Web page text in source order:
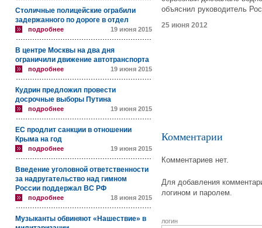
Столичные полицейские ограбили
задержанного по дороге в отдел
подробнее 19 июня 2015
В центре Москвы на два дня
ограничили движение автотранспорта
подробнее 19 июня 2015
Кудрин предложил провести
досрочные выборы Путина
подробнее 19 июня 2015
ЕС продлит санкции в отношении
Крыма на год
подробнее 19 июня 2015
Введение уголовной ответственности
за надругательство над гимном
России поддержал ВС РФ
подробнее 18 июня 2015
Музыканты обвиняют «Нашествие» в
объяснил руководитель
25 июня 2012
Комментарии
Комментариев нет.
Для добавления
логином и паролем.
логин